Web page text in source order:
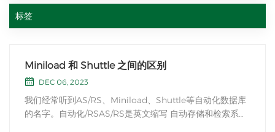
标签
Miniload 和 Shuttle 之间的区别
DEC 06, 2023
我们经常听到AS/RS、Miniload、Shuttle等自动化数据库
的名字。自动化/RSAS/RS是英文缩写 自动存储和检索系统